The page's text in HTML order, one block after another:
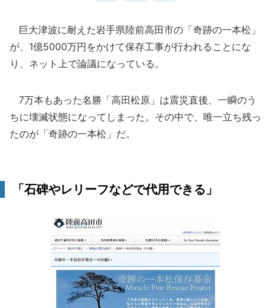
巨大津波に耐えた岩手県陸前高田市の「奇跡の一本松」
が、1億5000万円をかけて保存工事が行われることにな
り、ネット上で論議になっている。
7万本もあった名勝「高田松原」は震災直後、一瞬のう
ちに壊滅状態になってしまった。その中で、唯一立ち残っ
たのが「奇跡の一本松」だ。
「石碑やレリーフなどで代用できる」